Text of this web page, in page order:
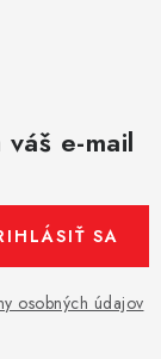
e-mail
osobných údajov
SA